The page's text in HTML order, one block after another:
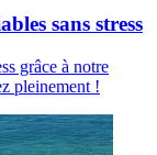
sans stress
grâce à notre
pleinement !